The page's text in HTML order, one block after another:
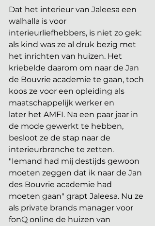
Dat het interieur van Jaleesa een
walhalla is voor
interieurliefhebbers, is niet zo gek:
als kind was ze al druk bezig met
het inrichten van huizen. Het
kriebelde daarom om naar de Jan
de Bouvrie academie te gaan, toch
koos ze voor een opleiding als
maatschappelijk werker en
later het AMFI. Na een paar jaar in
de mode gewerkt te hebben,
besloot ze de stap naar de
interieurbranche te zetten.
"Iemand had mij destijds gewoon
moeten zeggen dat ik naar de Jan
des Bouvrie academie had
moeten gaan" grapt Jaleesa. Nu ze
als private brands manager voor
fonQ online de huizen van